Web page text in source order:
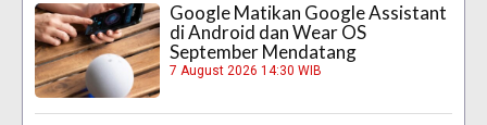
Google Matikan Google Assistant
di Android dan Wear OS
September Mendatang
7 August 2026 14:30 WIB